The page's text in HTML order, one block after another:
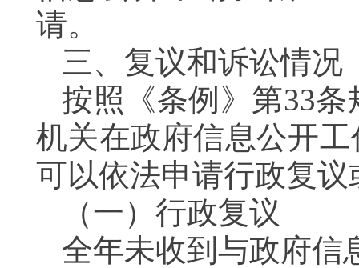
请。
三、复议和诉讼情况
按照《条例》第33
机关在政府信息公开
可以依法申请行政复
（一）行政复议
全年未收到与政府信